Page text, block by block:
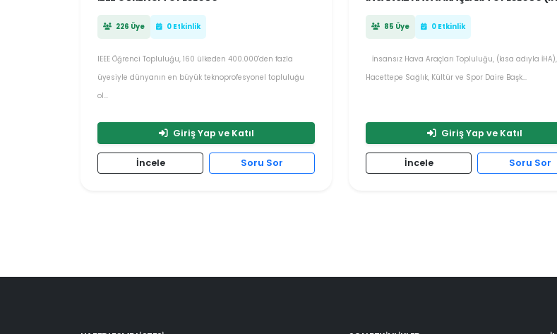
226 Üye 0 Etkinlik
IEEE Öğrenci Topluluğu, 160 ülkeden 400.000'den fazla
üyesiyle dünyanın en büyük teknoprofesyonel topluluğu
ol...
Giriş Yap ve Katıl
İncele Soru Sor
85 Üye 0 Etkinlik
İnsansız Hava Araçları Topluluğu, (kısa adıyla İHA),
Hacettepe Sağlık, Kültür ve Spor Daire Başk...
Giriş Yap ve Katıl
İncele Soru Sor